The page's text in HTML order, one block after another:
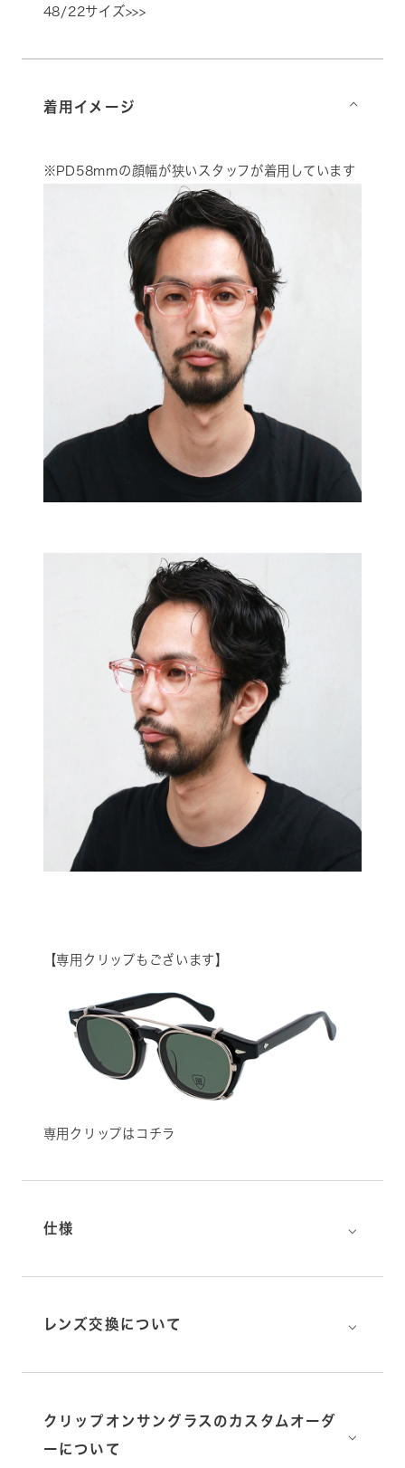
48/22サイズ>>>
着用イメージ ⌵
※PD58mmの顔幅が狭いスタッフが着用しています
【専用クリップもございます】
専用クリップはコチラ
仕様 ⌵
レンズ交換について ⌵
クリップオンサングラスのカスタムオーダ
ーについて
⌵